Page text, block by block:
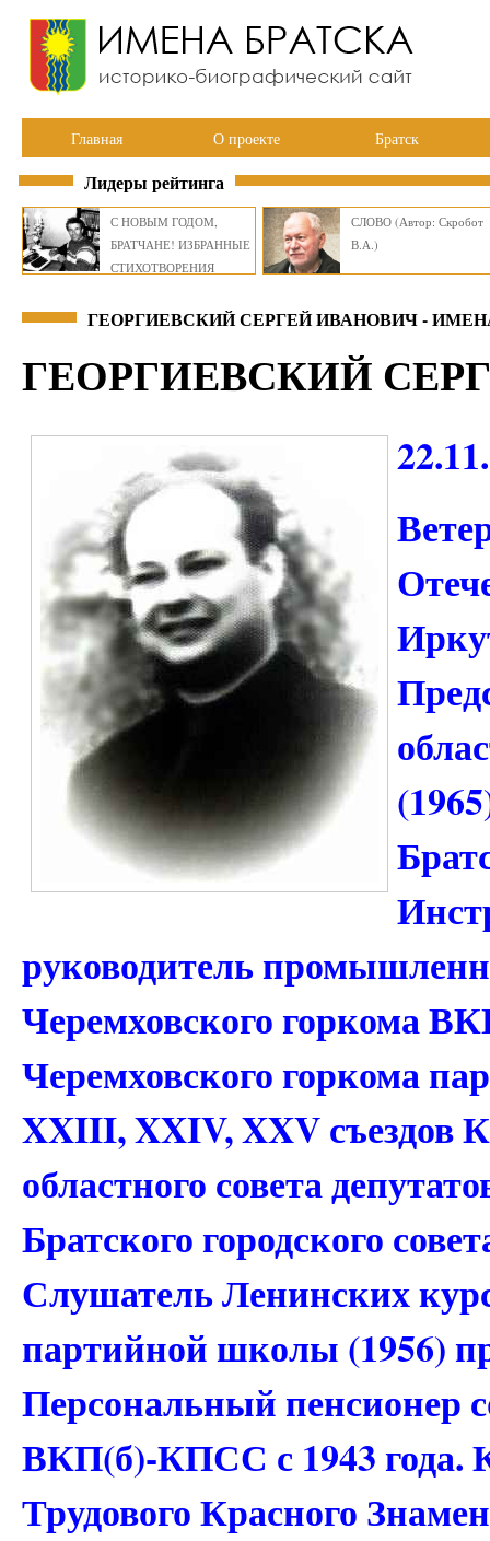
Главная О проекте Братск
Лидеры рейтинга
С НОВЫМ ГОДОМ,
БРАТЧАНЕ! ИЗБРАННЫЕ
СТИХОТВОРЕНИЯ
СЛОВО (Автор: Скробот
В.А.)
ГЕОРГИЕВСКИЙ СЕРГЕЙ ИВАНОВИЧ -
ГЕОРГИЕВСКИЙ
руководитель
Черемховского горкома
Черемховского горкома
XXIII, XXIV, XXV съездов
областного совета
Братского городского
Слушатель Ленинских
партийной школы (1956)
Персональный пенсионер
ВКП(б)-КПСС с 1943 года.
Трудового Красного